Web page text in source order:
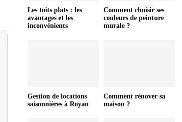
Les toits plats : les
avantages et les
inconvénients
Comment choisir ses
couleurs de peinture
murale ?
Gestion de locations
saisonnières à Royan
Comment rénover sa
maison ?